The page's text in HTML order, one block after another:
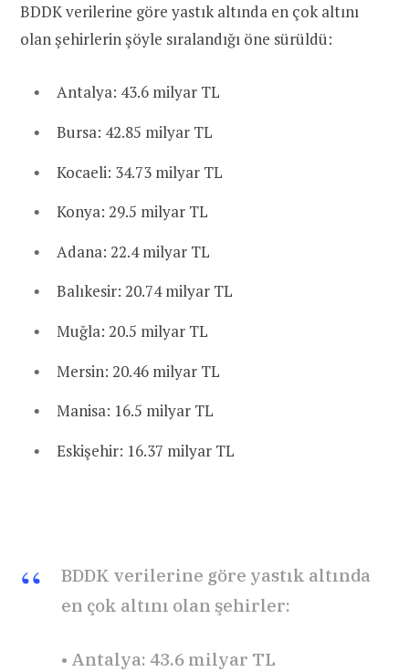
BDDK verilerine göre yastık altında en çok altını
olan şehirlerin şöyle sıralandığı öne sürüldü:
Antalya: 43.6 milyar TL
Bursa: 42.85 milyar TL
Kocaeli: 34.73 milyar TL
Konya: 29.5 milyar TL
Adana: 22.4 milyar TL
Balıkesir: 20.74 milyar TL
Muğla: 20.5 milyar TL
Mersin: 20.46 milyar TL
Manisa: 16.5 milyar TL
Eskişehir: 16.37 milyar TL
BDDK verilerine göre yastık altında
en çok altını olan şehirler:
• Antalya: 43.6 milyar TL